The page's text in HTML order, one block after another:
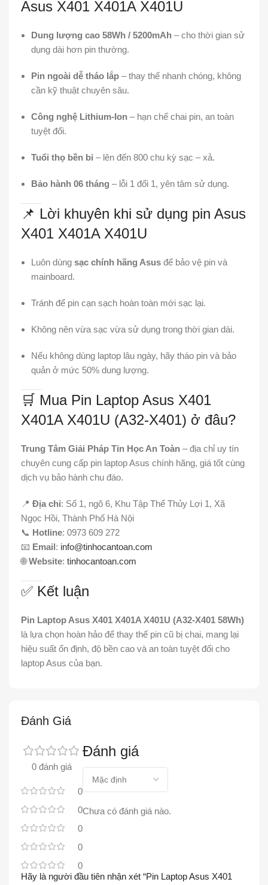
Asus X401 X401A X401U
Dung lượng cao 58Wh / 5200mAh – cho thời gian sử
dụng dài hơn pin thường.
Pin ngoài dễ tháo lắp – thay thế nhanh chóng, không
cần kỹ thuật chuyên sâu.
Công nghệ Lithium-Ion – hạn chế chai pin, an toàn
tuyệt đối.
Tuổi thọ bền bỉ – lên đến 800 chu kỳ sạc – xả.
Bảo hành 06 tháng – lỗi 1 đổi 1, yên tâm sử dụng.
📌 Lời khuyên khi sử dụng pin Asus
X401 X401A X401U
Luôn dùng sạc chính hãng Asus để bảo vệ pin và
mainboard.
Tránh để pin cạn sạch hoàn toàn mới sạc lại.
Không nên vừa sạc vừa sử dụng trong thời gian dài.
Nếu không dùng laptop lâu ngày, hãy tháo pin và bảo
quản ở mức 50% dung lượng.
🛒 Mua Pin Laptop Asus X401
X401A X401U (A32-X401) ở đâu?
Trung Tâm Giải Pháp Tin Học An Toàn – địa chỉ uy tín
chuyên cung cấp pin laptop Asus chính hãng, giá tốt cùng
dịch vụ bảo hành chu đáo.
📍 Địa chỉ: Số 1, ngõ 6, Khu Tập Thể Thủy Lợi 1, Xã
Ngọc Hồi, Thành Phố Hà Nội
📞 Hotline: 0973 609 272
📧 Email: info@tinhocantoan.com
🌐Website: tinhocantoan.com
✅ Kết luận
Pin Laptop Asus X401 X401A X401U (A32-X401 58Wh)
là lựa chọn hoàn hảo để thay thế pin cũ bị chai, mang lại
hiệu suất ổn định, độ bền cao và an toàn tuyệt đối cho
laptop Asus của bạn.
Đánh Giá
0 đánh giá
0
0
0
0
0
Đánh giá
Chưa có đánh giá nào.
Hãy là người đầu tiên nhận xét “Pin Laptop Asus X401